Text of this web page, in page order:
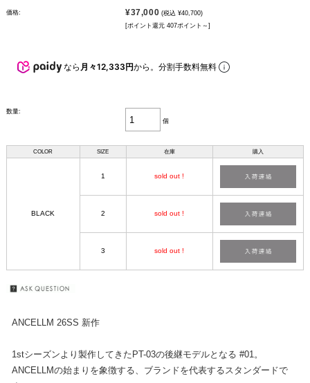
価格: ¥37,000 (税込 ¥40,700)
[ポイント還元 407ポイント～]
なら 月々12,333円から。分割手数料無料
数量:
個
COLOR SIZE 在庫 購入
BLACK
1 sold out !
2 sold out !
3 sold out !
ANCELLM 26SS 新作
1stシーズンより製作してきたPT-03の後継モデルとなる #01。
ANCELLMの始まりを象徴する、ブランドを代表するスタンダードで